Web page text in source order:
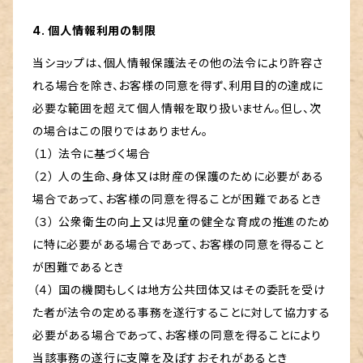
4. 個人情報利用の制限
当ショップは、個人情報保護法その他の法令により許容さ
れる場合を除き、お客様の同意を得ず、利用目的の達成に
必要な範囲を超えて個人情報を取り扱いません。但し、次
の場合はこの限りではありません。
（１） 法令に基づく場合
（２） 人の生命、身体又は財産の保護のために必要がある
場合であって、お客様の同意を得ることが困難であるとき
（３） 公衆衛生の向上又は児童の健全な育成の推進のため
に特に必要がある場合であって、お客様の同意を得ること
が困難であるとき
（４） 国の機関もしくは地方公共団体又はその委託を受け
た者が法令の定める事務を遂行することに対して協力する
必要がある場合であって、お客様の同意を得ることにより
当該事務の遂行に支障を及ぼすおそれがあるとき